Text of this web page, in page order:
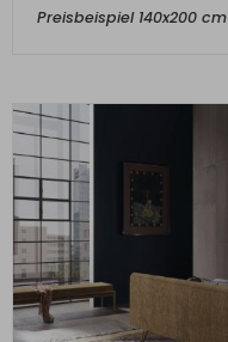
Preisbeispiel 140x200 cm